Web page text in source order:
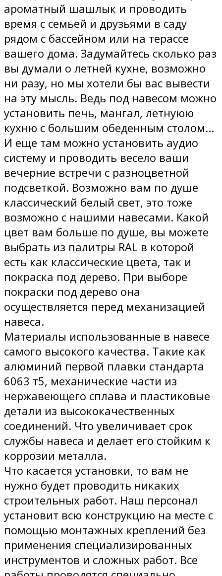
ароматный шашлык и проводить
время с семьей и друзьями в саду
рядом с бассейном или на терассе
вашего дома. Задумайтесь сколько раз
вы думали о летней кухне, возможно
ни разу, но мы хотели бы вас вывести
на эту мысль. Ведь под навесом можно
установить печь, мангал, летнуюю
кухню с большим обеденным столом...
И еще там можно установить аудио
систему и проводить весело ваши
вечерние встречи с разноцветной
подсветкой. Возможно вам по душе
классический белый свет, это тоже
возможно с нашими навесами. Какой
цвет вам больше по душе, вы можете
выбрать из палитры RAL в которой
есть как классические цвета, так и
покраска под дерево. При выборе
покраски под дерево она
осуществляется перед механизацией
навеса.
Материалы использованные в навесе
самого высокого качества. Такие как
алюминий первой плавки стандарта
6063 т5, механические части из
нержавеющего сплава и пластиковые
детали из высококачественных
соединений. Что увеличивает срок
службы навеса и делает его стойким к
коррозии металла.
Что касается установки, то вам не
нужно будет проводить никаких
строительных работ. Наш персонал
установит всю конструкцию на месте с
помощью монтажных креплений без
применения специализированных
инструментов и сложных работ. Все